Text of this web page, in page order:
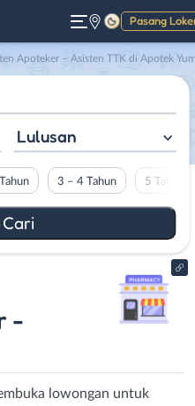
Pasang
Gelap
Apoteker – Asisten TTK di Apotek Yuma
Lulusan
3 – 4 Tahun 5 Tahun
-
lowongan untuk